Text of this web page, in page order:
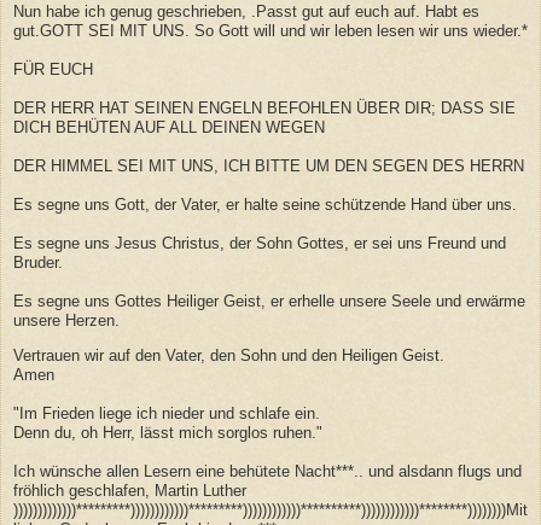
Nun habe ich genug geschrieben, .Passt gut auf euch auf. Habt es
gut.GOTT SEI MIT UNS. So Gott will und wir leben lesen wir uns wieder.*
FÜR EUCH
DER HERR HAT SEINEN ENGELN BEFOHLEN ÜBER DIR; DASS SIE
DICH BEHÜTEN AUF ALL DEINEN WEGEN
DER HIMMEL SEI MIT UNS, ICH BITTE UM DEN SEGEN DES HERRN
Es segne uns Gott, der Vater, er halte seine schützende Hand über uns.
Es segne uns Jesus Christus, der Sohn Gottes, er sei uns Freund und
Bruder.
Es segne uns Gottes Heiliger Geist, er erhelle unsere Seele und erwärme
unsere Herzen.
Vertrauen wir auf den Vater, den Sohn und den Heiligen Geist.
Amen
"Im Frieden liege ich nieder und schlafe ein.
Denn du, oh Herr, lässt mich sorglos ruhen."
Ich wünsche allen Lesern eine behütete Nacht***.. und alsdann flugs und
fröhlich geschlafen, Martin Luther
)))))))))))))*********))))))))))))*********))))))))))))**********))))))))))))********))))))))Mit